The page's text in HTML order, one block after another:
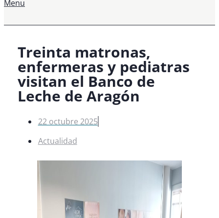
Menu
Treinta matronas,
enfermeras y pediatras
visitan el Banco de
Leche de Aragón
22 octubre 2025
Actualidad